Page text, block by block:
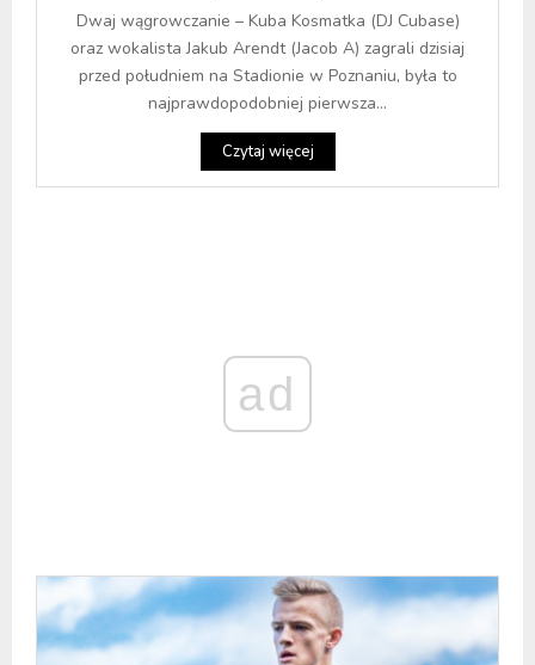
Dwaj wągrowczanie – Kuba Kosmatka (DJ Cubase)
oraz wokalista Jakub Arendt (Jacob A) zagrali dzisiaj
przed południem na Stadionie w Poznaniu, była to
najprawdopodobniej pierwsza...
Czytaj więcej
ad